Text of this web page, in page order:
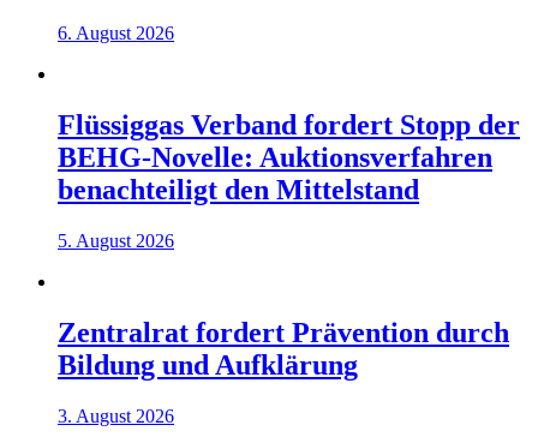
6. August 2026
Flüssiggas Verband fordert Stopp der
BEHG-Novelle: Auktionsverfahren
benachteiligt den Mittelstand
5. August 2026
Zentralrat fordert Prävention durch
Bildung und Aufklärung
3. August 2026